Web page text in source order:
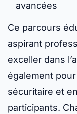
avancées
Ce parcours
aspirant
exceller dans
également
sécuritaire et
participants.